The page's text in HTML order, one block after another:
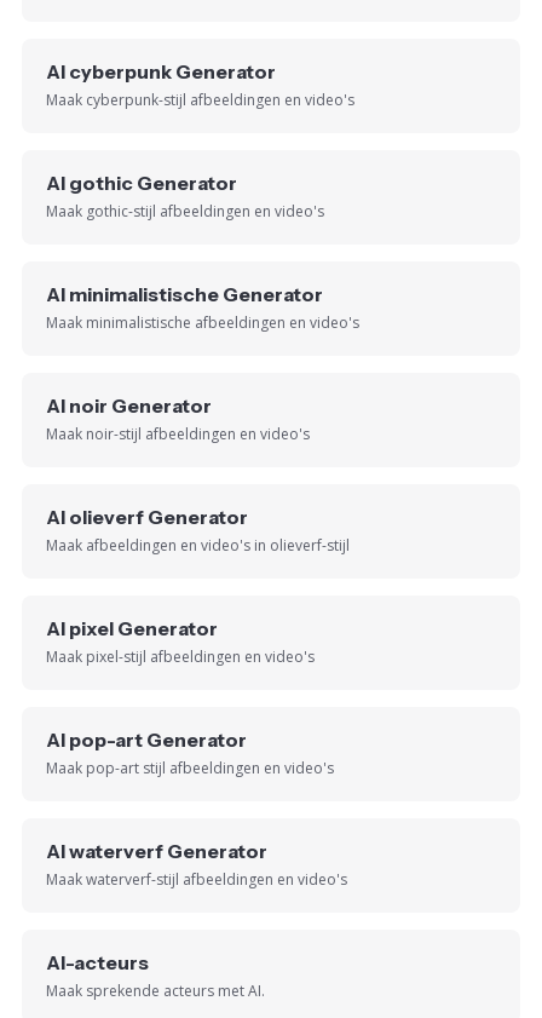
AI cyberpunk Generator
Maak cyberpunk-stijl afbeeldingen en video's
AI gothic Generator
Maak gothic-stijl afbeeldingen en video's
AI minimalistische Generator
Maak minimalistische afbeeldingen en video's
AI noir Generator
Maak noir-stijl afbeeldingen en video's
AI olieverf Generator
Maak afbeeldingen en video's in olieverf-stijl
AI pixel Generator
Maak pixel-stijl afbeeldingen en video's
AI pop-art Generator
Maak pop-art stijl afbeeldingen en video's
AI waterverf Generator
Maak waterverf-stijl afbeeldingen en video's
AI-acteurs
Maak sprekende acteurs met AI.